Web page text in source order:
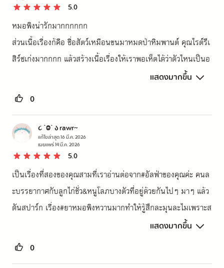
5.0
หมอพิงน่ารักมากกกกกก
ส่วนเนื้อเรื่องก้คือ ชื่อสัตว์เหมือนขนมาหมดป่าหิมพานต์ คุณไรต์รีเ
สิร์ชเก่งมากกกก แล้วสร้างเนื้อเรื่องให้เราพอเห็ตได้ว่าตัวไหนเป็นอ
ะไรยังไง ถึงบางจุดจะรายละเอียดเยอะ แต่ซูฮกคุณไรต์มากๆ เลย
แล้วก็ ปมเรื่องซับซ้อนสุดๆ น่าติดตามมากๆๆๆ เดาไม่อออกเลยว่า
แสดงมากขึ้น
0
૮ ˙Ⱉ˙ ა rawr~
แก้ไขล่าสุด16 มี.ค. 2026
เผยแพร่14 มี.ค. 2026
5.0
เป็นเรื่องที่สองของคุณสามที่เราอ่านต่อจาก#อัลฟ่าของคุณค่ะ คนล
ะบรรยากาศกับลูกไก่ชั่ว&หนูโลภบางตัวที่อยู่ด้วยกันไปๆ มาๆ แล้ว
ดันสปาร์ก เรื่อง#ยาหมอพิงหวานมากทำให้รู้สึกละมุนละไมเพราะส
องคนนี้ต่างคนต่างรักกันมานานแล้วตั้งแต่เด็ก อ่านแล้วใจป้าคนนี้มั
นก็คันยุบยิบไปตลอดเรื่อง 🥰
แสดงมากขึ้น
0